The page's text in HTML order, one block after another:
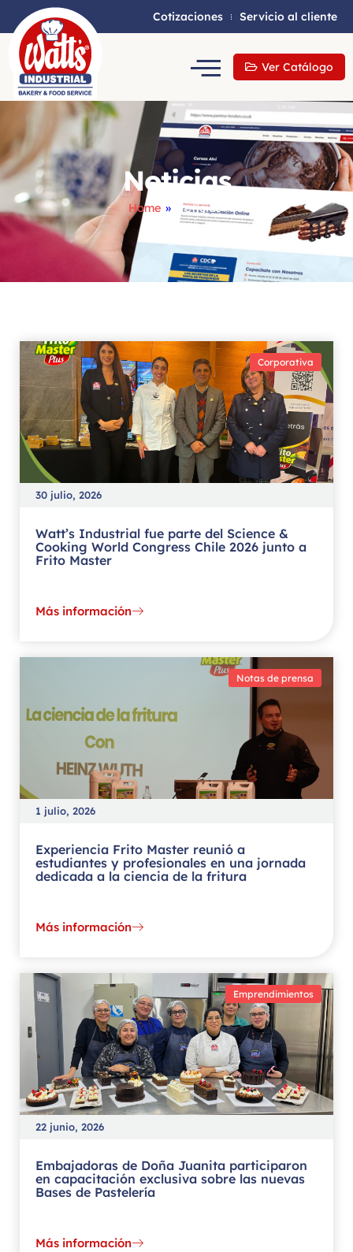
Cotizaciones Servicio al cliente
Ver Catálogo
Noticias
Home » Noticias
Corporativa
30 julio, 2026
Watt’s Industrial fue parte del Science &
Cooking World Congress Chile 2026 junto a
Frito Master
Más información
Notas de prensa
1 julio, 2026
Experiencia Frito Master reunió a
estudiantes y profesionales en una jornada
dedicada a la ciencia de la fritura
Más información
Emprendimientos
22 junio, 2026
Embajadoras de Doña Juanita participaron
en capacitación exclusiva sobre las nuevas
Bases de Pastelería
Más información